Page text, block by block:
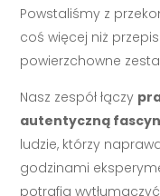
Powstaliśmy z
coś więcej niż
powierzchowne
Nasz zespół łączy
autentyczną
ludzie, którzy
godzinami
potrafią